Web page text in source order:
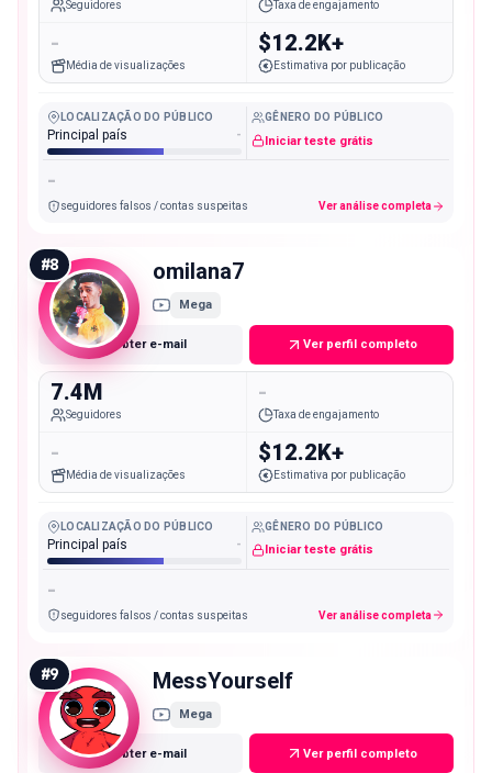
Seguidores Taxa de engajamento
-
Média de visualizações
$12.2K+
Estimativa por publicação
LOCALIZAÇÃO DO PÚBLICO
Principal país -
GÊNERO DO PÚBLICO
Iniciar teste grátis
-
seguidores falsos / contas suspeitas Ver análise completa
#8 omilana7
Mega
Obter e-mail Ver perfil completo
7.4M
Seguidores
-
Taxa de engajamento
-
Média de visualizações
$12.2K+
Estimativa por publicação
LOCALIZAÇÃO DO PÚBLICO
Principal país -
GÊNERO DO PÚBLICO
Iniciar teste grátis
-
seguidores falsos / contas suspeitas Ver análise completa
#9 MessYourself
Mega
Obter e-mail Ver perfil completo